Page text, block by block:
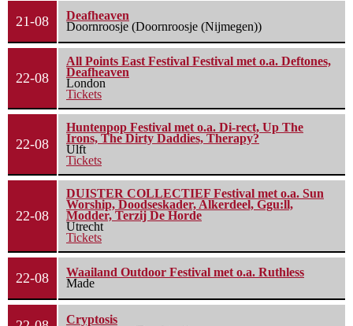
21-08
Deafheaven
Doornroosje (Doornroosje (Nijmegen))
22-08
All Points East Festival Festival met o.a. Deftones,
Deafheaven
London
Tickets
22-08
Huntenpop Festival met o.a. Di-rect, Up The
Irons, The Dirty Daddies, Therapy?
Ulft
Tickets
22-08
DUISTER COLLECTIEF Festival met o.a. Sun
Worship, Doodseskader, Alkerdeel, Ggu:ll,
Modder, Terzij De Horde
Utrecht
Tickets
22-08
Waailand Outdoor Festival met o.a. Ruthless
Made
Cryptosis